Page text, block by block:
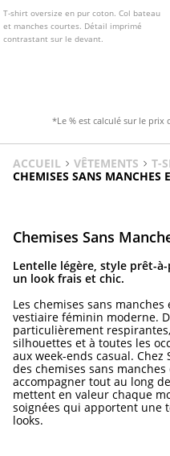
T-shirt oversize en pur coton. Col bateau
et manches courtes. Détail imprimé
contrastant sur le devant.
*Le % est calculé sur le prix
ACCUEIL VÊTEMENTS
T-
CHEMISES SANS MANCHES
Chemises Sans
Len­telle légère, style prêt-
un look frais et chic.
Les chemises sans
vestiaire féminin moderne.
particulièrement
silhouettes et à toutes les
aux week-ends casual.
des chemises sans
accompagner tout au long
mettent en valeur chaque
soignées qui apportent une
looks.